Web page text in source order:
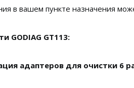
в вашем пункте назначения
GODIAG GT113:
адаптеров для очистки 6